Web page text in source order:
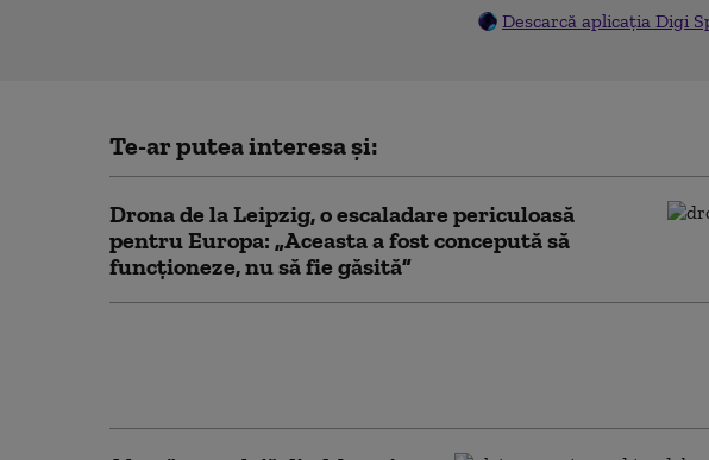
Descarcă aplicația Digi
Te-ar putea interesa și:
Drona de la Leipzig, o escaladare periculoasă
pentru Europa: „Aceasta a fost concepută să
funcționeze, nu să fie găsită”